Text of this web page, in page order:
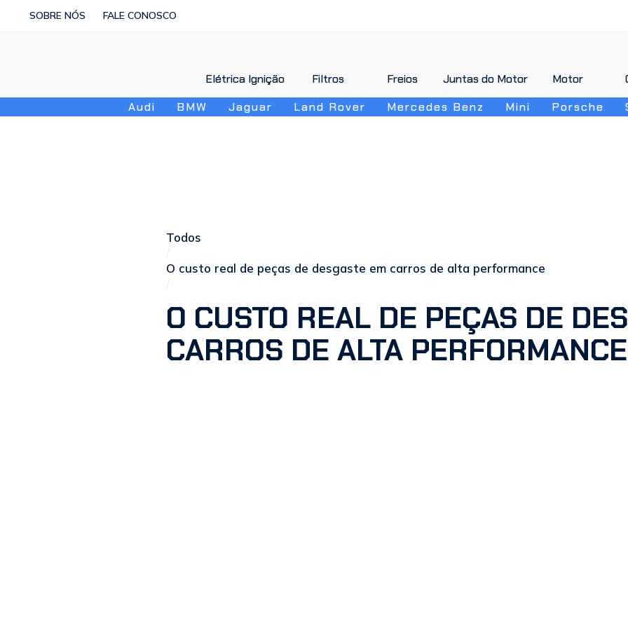
SOBRE NÓS FALE CONOSCO
Elétrica Ignição
Elétrica Ignição Filtros
Filtros Freios
Freios Juntas do Motor
Juntas do Motor Motor
Motor
Audi
BMW Jaguar Land Rover Mercedes Benz Mini Porsche
Todos
O custo real de peças de desgaste em carros de alta performance
O CUSTO REAL DE PEÇAS DE
CARROS DE ALTA PERFORMANCE